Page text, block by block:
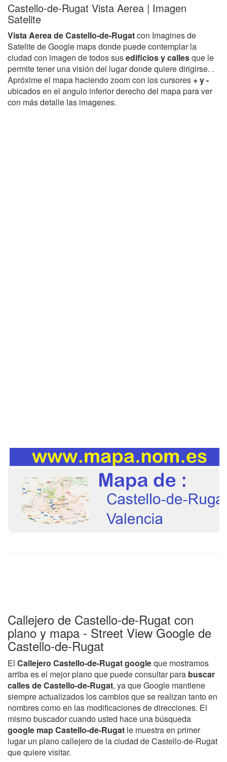
Castello-de-Rugat Vista Aerea | Imagen
Satelite
Vista Aerea de Castello-de-Rugatcon Imagines de
Satelite de Google maps donde puede contemplar la
ciudad con imagen de todos susedificios y callesque le
permite tener una visión del lugar donde quiere dirigirse. .
Apróxime el mapa haciendo zoom con los cursores + y -
ubicados en el angulo inferior derecho del mapa para ver
con más detalle las imagenes.
Callejero de Castello-de-Rugat con
plano y mapa - Street View Google de
Castello-de-Rugat
El Callejero Castello-de-Rugat googleque mostramos
arriba es el mejor plano que puede consultar para buscar
calles de Castello-de-Rugat, ya que Google mantiene
siempre actualizados los cambios que se realizan tanto en
nombres como en las modificaciones de direcciones. El
mismo buscador cuando usted hace una búsqueda
google map Castello-de-Rugat le muestra en primer
lugar un plano callejero de la ciudad de Castello-de-Rugat
que quiere visitar.